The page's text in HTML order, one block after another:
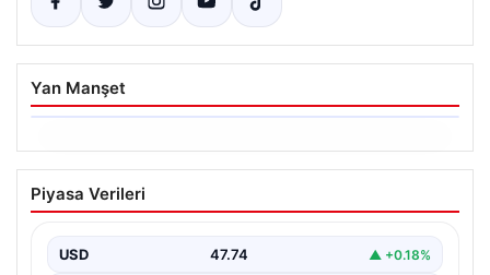
Yan Manşet
06.08.2026
Dumanlar ilçeyi kapladı: Bursa’da
tamirhanede yangın
Piyasa Verileri
USD 47.74 ▲ +0.18%